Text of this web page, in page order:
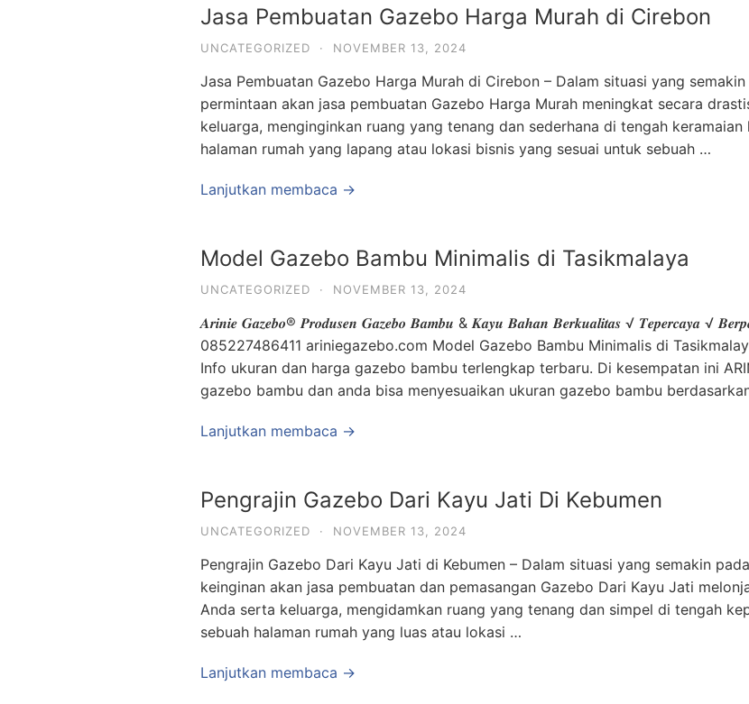
Jasa Pembuatan Gazebo Harga Murah di Cirebon
UNCATEGORIZED · NOVEMBER 13, 2024
Jasa Pembuatan Gazebo Harga Murah di Cirebon – Dalam situasi yang
permintaan akan jasa pembuatan Gazebo Harga Murah meningkat secara
keluarga, menginginkan ruang yang tenang dan sederhana di tengah
halaman rumah yang lapang atau lokasi bisnis yang sesuai untuk sebuah …
Lanjutkan membaca →
Model Gazebo Bambu Minimalis di Tasikmalaya
UNCATEGORIZED · NOVEMBER 13, 2024
𝑨𝒓𝒊𝒏𝒊𝒆 𝑮𝒂𝒛𝒆𝒃𝒐® 𝑷𝒓𝒐𝒅𝒖𝒔𝒆𝒏 𝑮𝒂𝒛𝒆𝒃𝒐 𝑩𝒂𝒎𝒃𝒖 & 𝑲𝒂𝒚𝒖 𝑩𝒂𝒉𝒂𝒏 𝑩𝒆𝒓𝒌𝒖𝒂𝒍𝒊𝒕𝒂𝒔 √ 𝑻𝒆𝒑𝒆𝒓𝒄𝒂𝒚𝒂 √
085227486411 ariniegazebo.com Model Gazebo Bambu Minimalis di
Info ukuran dan harga gazebo bambu terlengkap terbaru. Di kesempatan ini
gazebo bambu dan anda bisa menyesuaikan ukuran gazebo bambu
Lanjutkan membaca →
Pengrajin Gazebo Dari Kayu Jati Di Kebumen
UNCATEGORIZED · NOVEMBER 13, 2024
Pengrajin Gazebo Dari Kayu Jati di Kebumen – Dalam situasi yang semakin
keinginan akan jasa pembuatan dan pemasangan Gazebo Dari Kayu Jati
Anda serta keluarga, mengidamkan ruang yang tenang dan simpel di tengah
sebuah halaman rumah yang luas atau lokasi …
Lanjutkan membaca →